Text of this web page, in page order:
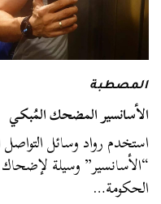
المصطبة
الأسانسير المضحك المُبكي
استخدم رواد وسائل
“الأسانسير” وسيلة
الحكومة…